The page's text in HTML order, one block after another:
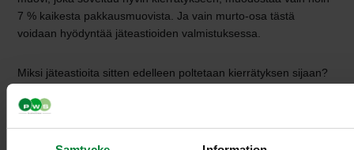
7 % kaikesta pakkausmuovista. Ja vain murto-osa tästä
voidaan hyödyntää jäteastioiden valmistuksessa.
Miksi jäteastioita sitten edelleen poltetaan kierrätyksen sijaan?